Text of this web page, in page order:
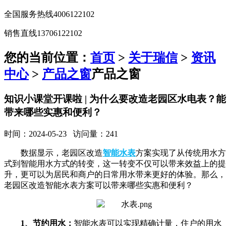
全国服务热线4006122102
销售直线13706122102
您的当前位置： 首页 > 关于瑞信> 资讯
中心> 产品之窗产品之窗
知识小课堂开课啦 | 为什么要改造老园区水电表？能
带来哪些实惠和便利？
时间：2024-05-23 访问量：241
数据显示，老园区改造智能水表方案实现了从传统用水方
式到智能用水方式的转变，这一转变不仅可以带来效益上的提
升，更可以为居民和商户的日常用水带来更好的体验。那么，
老园区改造智能水表方案可以带来哪些实惠和便利？
1、节约用水： 智能水表可以实现精确计量，住户的用水